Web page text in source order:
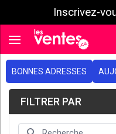
Inscrivez-
Toggle navigation
BONNES ADRESSES
FILTRER PAR